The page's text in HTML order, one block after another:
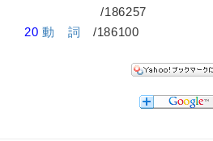
/186257
20 動 詞 /186100